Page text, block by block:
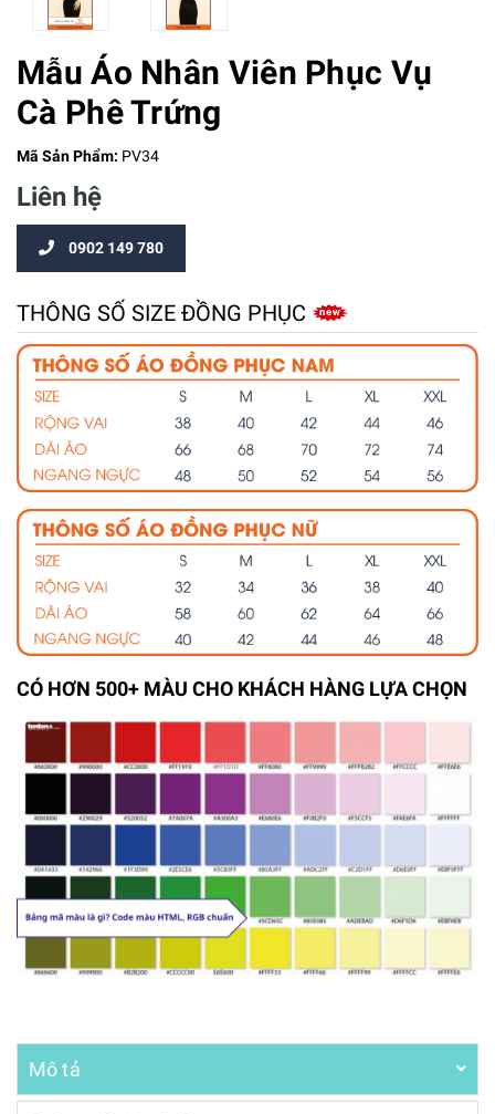
Mẫu Áo Nhân Viên Phục Vụ
Cà Phê Trứng
Mã Sản Phẩm: PV34
Liên hệ
0902 149 780
THÔNG SỐ SIZE ĐỒNG PHỤC
CÓ HƠN 500+ MÀU CHO KHÁCH HÀNG LỰA CHỌN
Mô tả